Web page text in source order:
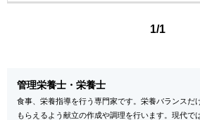
1/1
管理栄養士・栄養士
食事、栄養指導を行う専門家です。栄養バランスだ
もらえるよう献立の作成や調理を行います。現代で